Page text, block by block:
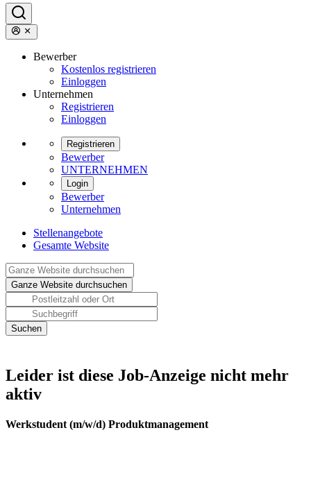
Bewerber
Kostenlos registrieren
Einloggen
Unternehmen
Registrieren
Einloggen
Registrieren
Bewerber
UNTERNEHMEN
Login
Bewerber
Unternehmen
Stellenangebote
Gesamte Website
Leider ist diese Job-Anzeige nicht mehr
aktiv
Werkstudent (m/w/d) Produktmanagement